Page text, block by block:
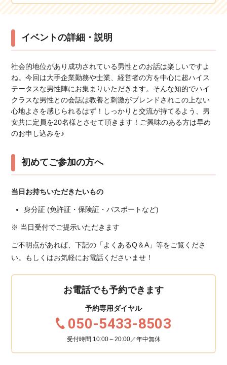
イベントの詳細・説明
社会的地位があり成功されている男性とのお話は楽しいですよ
ね。今回は大手企業勤務や士業、経営者の方を中心に超ハイス
テータスな男性陣にお集まりいただきます。そんな知的でハイ
クラスな男性との会話は教養と刺激がブレンドされこの上ない
心地よさを感じられるはず！しっかりと交流が持てるよう、男
女共に定員を20名様とさせて頂きます！ご興味のある方は早め
のお申し込みを♪
初めてご参加の方へ
当日お持ちいただきたいもの
身分証 (免許証・保険証・パスポートなど)
※ 当日受付でご提示いただきます
ご不明点があれば、下記の「よくあるQ＆A」等をご覧くださ
い。もしくはお気軽にお電話くださいませ！
お電話でも予約できます
予約専用ダイヤル
050-5433-8503
受付時間:10:00～20:00／年中無休